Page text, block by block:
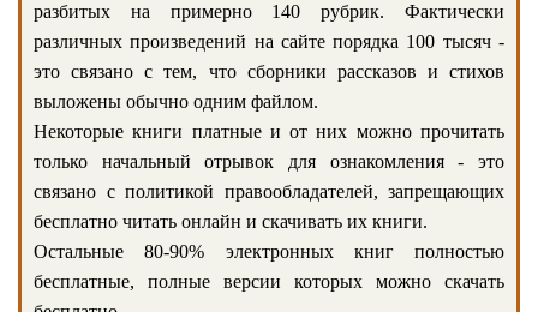
разбитых на примерно 140 рубрик. Фактически
различных произведений на сайте порядка 100 тысяч -
это связано с тем, что сборники рассказов и стихов
выложены обычно одним файлом.
Некоторые книги платные и от них можно прочитать
только начальный отрывок для ознакомления - это
связано с политикой правообладателей, запрещающих
бесплатно читать онлайн и скачивать их книги.
Остальные 80-90% электронных книг полностью
бесплатные, полные версии которых можно скачать